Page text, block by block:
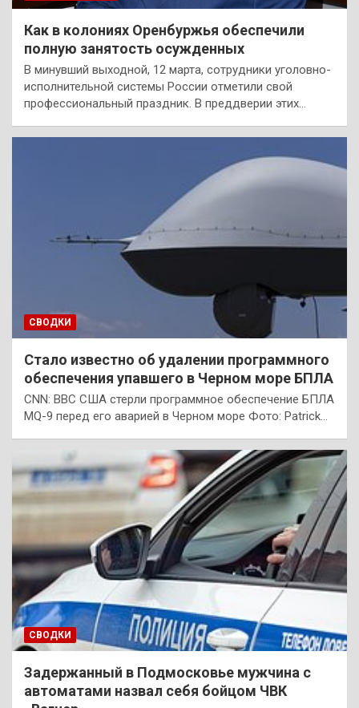
Как в колониях Оренбуржья обеспечили
полную занятость осужденных
В минувший выходной, 12 марта, сотрудники уголовно-
исполнительной системы России отметили свой
профессиональный праздник. В преддверии этих…
СВОДКИ
Стало известно об удалении программного
обеспечения упавшего в Черном море БПЛА
CNN: ВВС США стерли программное обеспечение БПЛА
MQ-9 перед его аварией в Черном море Фото: Patrick…
СВОДКИ
Задержанный в Подмосковье мужчина с
автоматами назвал себя бойцом ЧВК